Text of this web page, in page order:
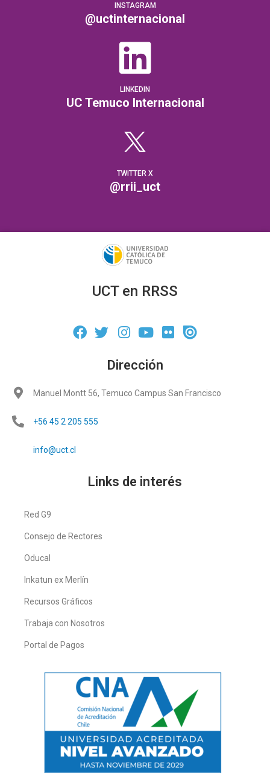
INSTAGRAM
@uctinternacional
LINKEDIN
UC Temuco Internacional
TWITTER X
@rrii_uct
UCT en RRSS
Dirección
Manuel Montt 56, Temuco Campus San Francisco
+56 45 2 205 555
info@uct.cl
Links de interés
Red G9
Consejo de Rectores
Oducal
Inkatun ex Merlín
Recursos Gráficos
Trabaja con Nosotros
Portal de Pagos